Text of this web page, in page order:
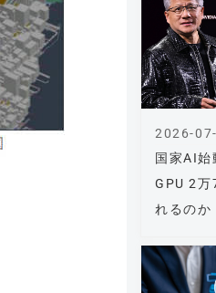
国家AI始
GPU 2万
れるのか
2026-